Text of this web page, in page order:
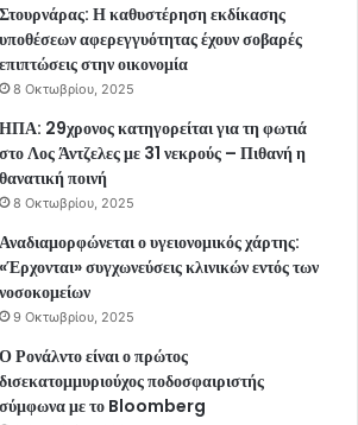
Στουρνάρας: Η καθυστέρηση εκδίκασης
υποθέσεων αφερεγγυότητας έχουν σοβαρές
επιπτώσεις στην οικονομία
8 Οκτωβρίου, 2025
ΗΠΑ: 29χρονος κατηγορείται για τη φωτιά
στο Λος Άντζελες με 31 νεκρούς – Πιθανή η
θανατική ποινή
8 Οκτωβρίου, 2025
Αναδιαμορφώνεται ο υγειονομικός χάρτης:
«Έρχονται» συγχωνεύσεις κλινικών εντός των
νοσοκομείων
9 Οκτωβρίου, 2025
Ο Ρονάλντο είναι ο πρώτος
δισεκατομμυριούχος ποδοσφαιριστής
σύμφωνα με το Bloomberg